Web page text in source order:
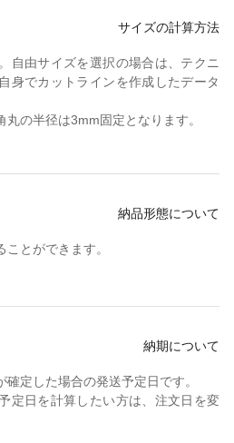
サイズの計算方法
自由サイズを選択の場合は、テクニ
身でカットラインを作成したデータ
の半径は3mm固定となります。
納品形態について
とができます。
納期について
定した場合の発送予定日です。
定日を計算したい方は、注文日を変